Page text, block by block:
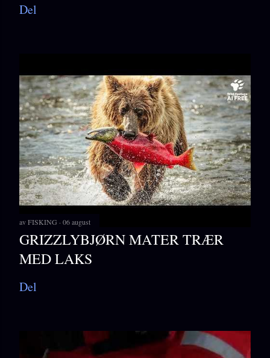
Del
avFISKING 06 august
GRIZZLYBJØRN MATER TRÆR
MED LAKS
Del